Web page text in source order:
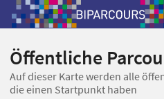
Öffentliche
Auf dieser Karte werden alle
die einen Startpunkt haben